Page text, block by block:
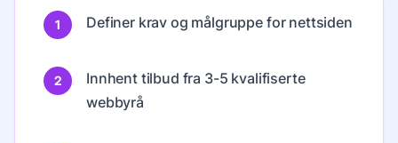
1 Definer krav og målgruppe for nettsiden
2
Innhent tilbud fra 3-5 kvalifiserte
webbyrå